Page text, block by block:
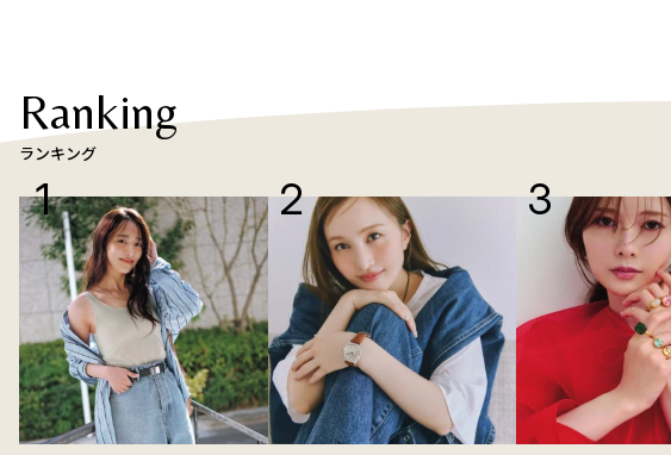
Ranking
ランキング